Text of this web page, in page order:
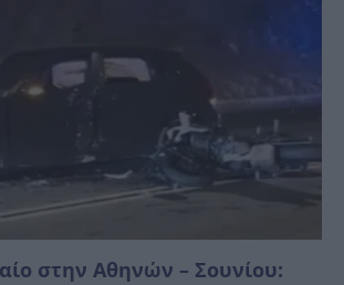
στην Αθηνών – Σουνίου: